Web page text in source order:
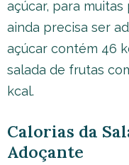
açúcar, para
ainda precisa ser
açúcar contém 46
salada de frutas
kcal.
Calorias da
Adoçante